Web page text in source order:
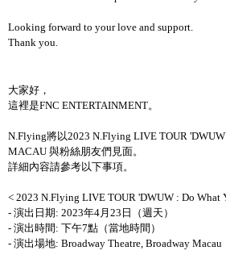
Looking forward to your love and support.
Thank you.
大家好，
這裡是FNC ENTERTAINMENT。
N.Flying將以2023 N.Flying LIVE TOUR
MACAU 與粉絲朋友們見面。
詳細內容請參考以下事項。
< 2023 N.Flying LIVE TOUR 'DWUW : Do What
- 演出日期: 2023年4月23日（週天）
- 演出時間: 下午7點（當地時間）
- 演出場地: Broadway Theatre, Broadway Macau